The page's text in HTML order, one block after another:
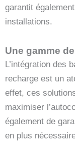
garantit
installations.
Une gamme
L’intégration des
recharge est un
effet, ces
maximiser
également de
en plus